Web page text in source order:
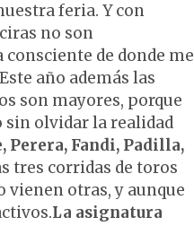
feria. Y con
no son
consciente de donde me
año además las
son mayores, porque
sin olvidar la realidad
Perera, Fandi, Padilla,
tres corridas de toros
vienen otras, y aunque
La asignatura